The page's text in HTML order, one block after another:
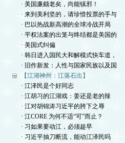
· 美国廉颇老矣，尚能镇邪！
· 来到美利坚的，请珍惜投票的手与
· 巴以热战新高潮的全球冷战开局
· 平权法案的出笼与终结都是美国的
· 美国式纠偏
· 韩日进入国民大和解模式快车道，
· 旧作新发：人性与国家民族以及国
【江湖神州：江落石出】
· 江泽民是个好同志
· 江胡习的江湖戏：姜还是老的辣
· 江对胡锦涛习近平的胯下之辱
· 江CORE 为何不适“可”而止？
· 习如果要动江，必须趁早
· 习近平抽刀断流，能动江泽民吗